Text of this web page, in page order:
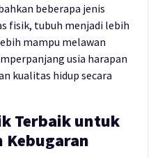
beberapa jenis
fisik, tubuh menjadi lebih
mampu melawan
usia harapan
kualitas hidup secara
Terbaik untuk
Kebugaran